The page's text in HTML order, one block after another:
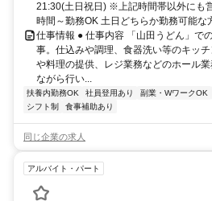
21:30(土日祝日) ※上記時間帯以外にも
時間～勤務OK 土日どちらか勤務可能な
仕事情報 ● 仕事内容 「山田うどん」で
事。仕込みや調理、食器洗い等のキッ
や料理の提供、レジ業務などのホール
ながら行い...
扶養内勤務OK 社員登用あり 副業・WワークOK
シフト制
食事補助あり
同じ企業の求人
アルバイト・パート